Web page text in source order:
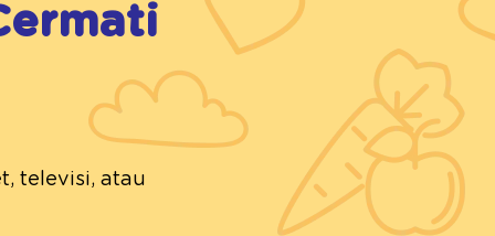
televisi, atau